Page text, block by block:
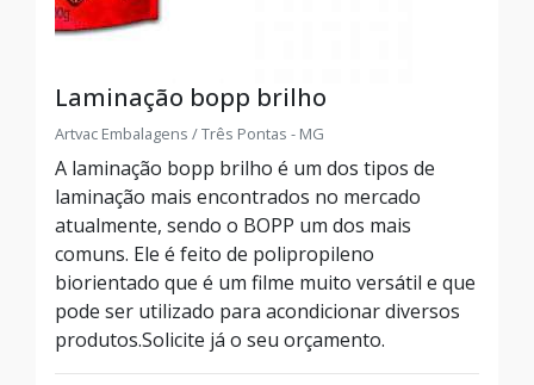
Laminação bopp brilho
Artvac Embalagens / Três Pontas - MG
A laminação bopp brilho é um dos tipos de
laminação mais encontrados no mercado
atualmente, sendo o BOPP um dos mais
comuns. Ele é feito de polipropileno
biorientado que é um filme muito versátil e que
pode ser utilizado para acondicionar diversos
produtos.Solicite já o seu orçamento.